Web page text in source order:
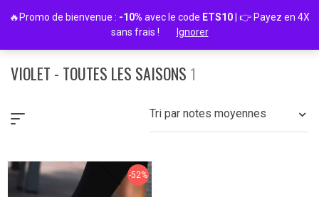
VIOLET - TOUTES LES SAISONS 1
Tri par notes moyennes
-52%
🔥Promo de bienvenue : -10% avec le code ETS10 | 👉 Payez en 4X
sans frais !
Ignorer